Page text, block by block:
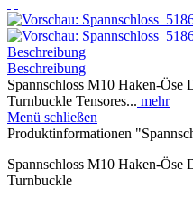
Beschreibung
Beschreibung
Spannschloss M10 Haken-
Turnbuckle Tensores... mehr
Menü schließen
Produktinformationen
Spannschloss M10 Haken-
Turnbuckle